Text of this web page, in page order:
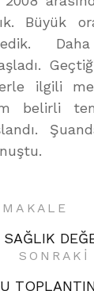
Büyük
ilgili
belirli